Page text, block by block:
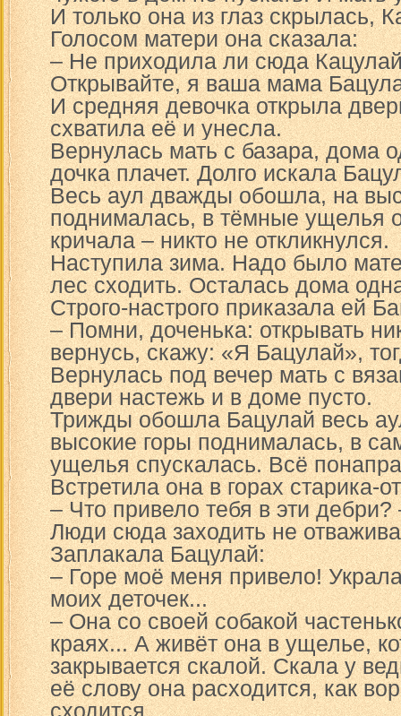
И только она из глаз скрылась,
Голосом матери она сказала:
– Не приходила ли сюда
Открывайте, я ваша мама
И средняя девочка открыла
схватила её и унесла.
Вернулась мать с базара, дома
дочка плачет. Долго искала
Весь аул дважды обошла, на
поднималась, в тёмные ущелья
кричала – никто не откликнулся.
Наступила зима. Надо было
лес сходить. Осталась дома
Строго-настрого приказала ей
– Помни, доченька: открывать
вернусь, скажу: «Я Бацулай»,
Вернулась под вечер мать с
двери настежь и в доме пусто.
Трижды обошла Бацулай весь
высокие горы поднималась, в
ущелья спускалась. Всё
Встретила она в горах старика-
– Что привело тебя в эти дебри?
Люди сюда заходить не
Заплакала Бацулай:
– Горе моё меня привело!
моих деточек...
– Она со своей собакой
краях... А живёт она в ущелье,
закрывается скалой. Скала у
её слову она расходится, как
сходится.